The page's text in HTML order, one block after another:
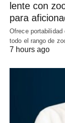
lente con
para
Ofrece
todo el rango de
7 hours ago